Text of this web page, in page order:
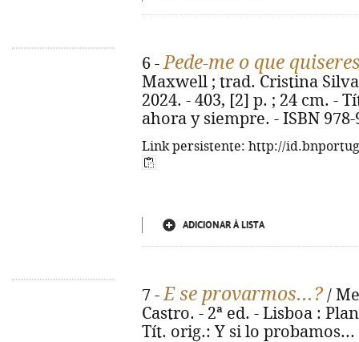
6 -Pede-me o que
Maxwell ; trad. Cristina
2024. - 403, [2] p. ; 24 cm. -
ahora y siempre. - ISBN 978-
Link persistente: http://
ADICIONAR À LISTA
7 -E se provarmos...? /
Castro. - 2ª ed. - Lisboa :
Tít. orig.: Y si lo probamos...